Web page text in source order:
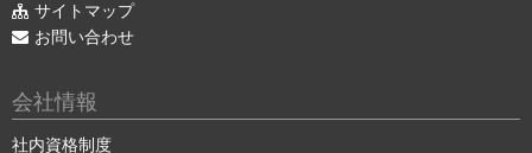
サイトマップ
お問い合わせ
会社情報
社内資格制度